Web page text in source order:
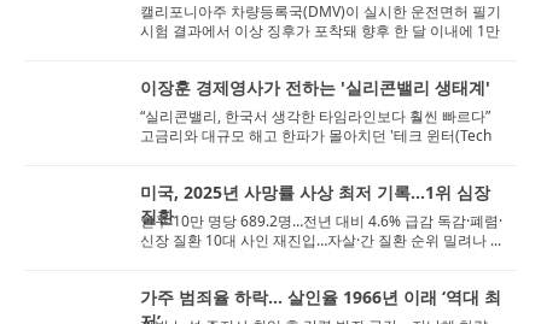
캘리포니아주 차량등록국(DMV)이 실시한 운전면허 필기
시험 결과에서 이상 징후가 포착돼 향후 한 달 이내에 1만
이장훈 경제영사가 전하는 '실리콘밸리 생태계'
“실리콘밸리, 한국서 생각한 타임라인보다 훨씬 빠르다”
고금리와 대규모 해고 한파가 몰아치던 '테크 윈터(Tech
미국, 2025년 사망률 사상 최저 기록...1위 심장
질환
인구 10만 명당 689.2명…전년 대비 4.6% 급감 독감·폐렴·
신장 질환 10대 사인 재진입…자살·간 질환 순위 밀려나 ...
가주 범죄율 하락… 살인율 1966년 이래 ‘역대 최